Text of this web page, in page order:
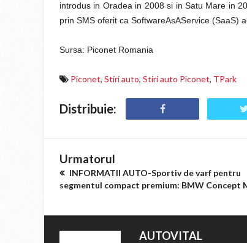
introdus in Oradea in 2008 si in Satu Mare in
prin SMS oferit ca SoftwareAsAService (SaaS)
Sursa: Piconet Romania
Piconet, Stiri auto, Stiri auto Piconet, TPark
Distribuie:
Urmatorul
INFORMATII AUTO-Sportiv de varf pentru
segmentul compact premium: BMW Concept
AUTOVITAL